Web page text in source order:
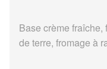
Base crème
de terre, fromage à